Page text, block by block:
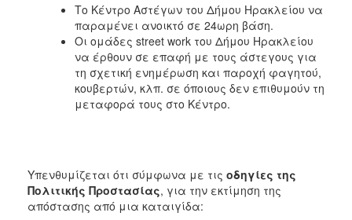
Το Κέντρο Αστέγων του Δήμου Ηρακλείου να
παραμένει ανοικτό σε 24ωρη βάση.
Οι ομάδες street work του Δήμου Ηρακλείου
να έρθουν σε επαφή με τους άστεγους για
τη σχετική ενημέρωση και παροχή φαγητού,
κουβερτών, κλπ. σε όποιους δεν επιθυμούν τη
μεταφορά τους στο Κέντρο.
Υπενθυμίζεται ότι σύμφωνα με τις οδηγίες της
Πολιτικής Προστασίας, για την εκτίμηση της
απόστασης από μια καταιγίδα: